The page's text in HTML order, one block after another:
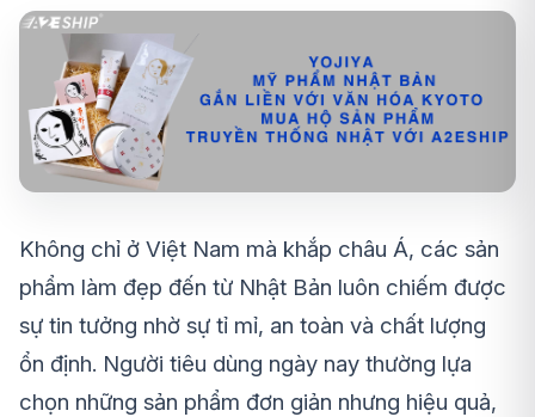
Không chỉ ở Việt Nam mà khắp châu Á, các sản
phẩm làm đẹp đến từ Nhật Bản luôn chiếm được
sự tin tưởng nhờ sự tỉ mỉ, an toàn và chất lượng
ổn định. Người tiêu dùng ngày nay thường lựa
chọn những sản phẩm đơn giản nhưng hiệu quả,